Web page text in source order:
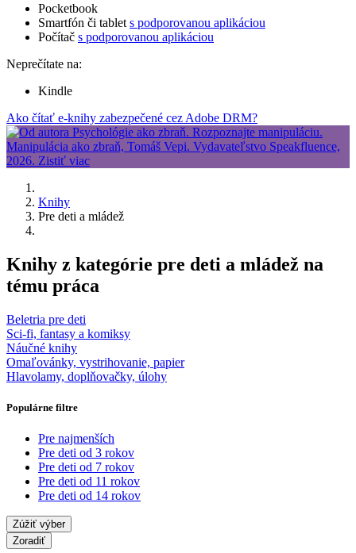
Pocketbook
Smartfón či tablet s podporovanou aplikáciou
Počítač s podporovanou aplikáciou
Neprečítate na:
Kindle
Ako čítať e-knihy zabezpečené cez Adobe DRM?
Knihy
Pre deti a mládež
Knihy z kategórie pre deti a mládež na
tému práca
Beletria pre deti
Sci-fi, fantasy a komiksy
Náučné knihy
Omaľovánky, vystrihovanie, papier
Hlavolamy, doplňovačky, úlohy
Populárne filtre
Pre najmenších
Pre deti od 3 rokov
Pre deti od 7 rokov
Pre deti od 11 rokov
Pre deti od 14 rokov
Zúžiť výber
Zoradiť